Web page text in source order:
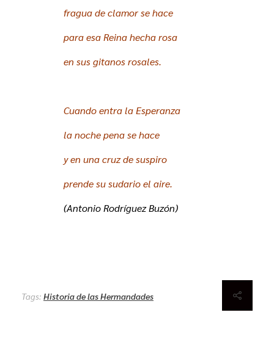
fragua de clamor se hace
para esa Reina hecha rosa
en sus gitanos rosales.
Cuando entra la Esperanza
la noche pena se hace
y en una cruz de suspiro
prende su sudario el aire.
(Antonio Rodríguez Buzón)
Tags: Historia de las Hermandades